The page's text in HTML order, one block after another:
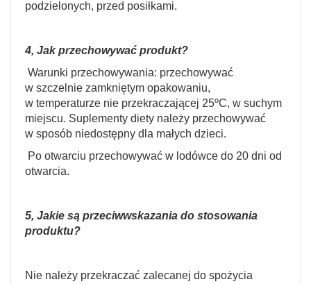
podzielonych, przed posiłkami.
4, Jak przechowywać produkt?
Warunki przechowywania: przechowywać
w szczelnie zamkniętym opakowaniu,
w temperaturze nie przekraczającej 25ºC, w suchym
miejscu. Suplementy diety należy przechowywać
w sposób niedostępny dla małych dzieci.
Po otwarciu przechowywać w lodówce do 20 dni od
otwarcia.
5, Jakie są przeciwwskazania do stosowania
produktu?
Nie należy przekraczać zalecanej do spożycia